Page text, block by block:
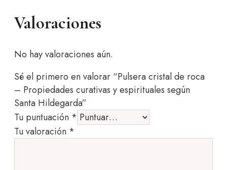
Valoraciones
No hay valoraciones aún.
Sé el primero en valorar “Pulsera cristal de roca
– Propiedades curativas y espirituales según
Santa Hildegarda”
Tu puntuación *
Tu valoración *